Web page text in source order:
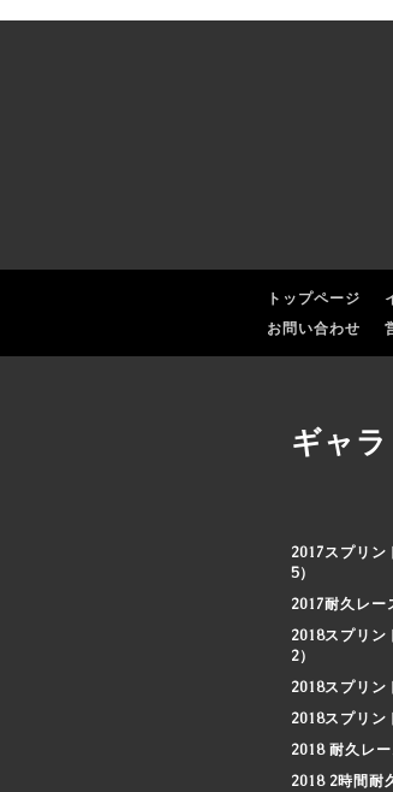
トップページ
お問い合わせ
2017スプリ
5）
2017耐久レー
2018スプリン
2）
2018スプリン
2018スプリン
2018 耐久レー
2018 2時間耐
ギャ